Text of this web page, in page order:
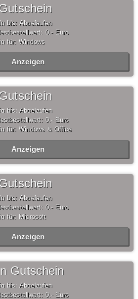
bis: Abgelaufen
0,- Euro
für: Windows
Anzeigen
bis: Abgelaufen
0,- Euro
für: Windows & Office
Anzeigen
bis: Abgelaufen
0,- Euro
für: Microsoft
Anzeigen
Gutschein
bis: Abgelaufen
0,- Euro